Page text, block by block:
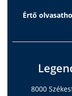
Értő
8000